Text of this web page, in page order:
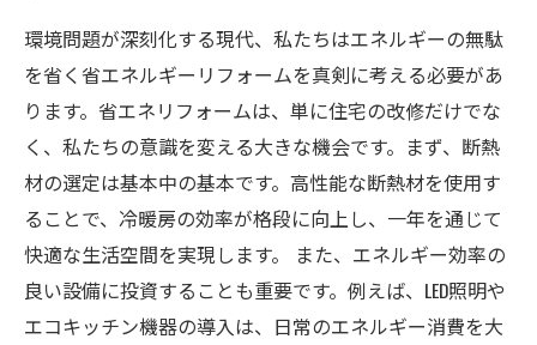
環境問題が深刻化する現代、私たちはエネルギーの無駄
を省く省エネルギーリフォームを真剣に考える必要があ
ります。省エネリフォームは、単に住宅の改修だけでな
く、私たちの意識を変える大きな機会です。まず、断熱
材の選定は基本中の基本です。高性能な断熱材を使用す
ることで、冷暖房の効率が格段に向上し、一年を通じて
快適な生活空間を実現します。 また、エネルギー効率の
良い設備に投資することも重要です。例えば、LED照明や
エコキッチン機器の導入は、日常のエネルギー消費を大